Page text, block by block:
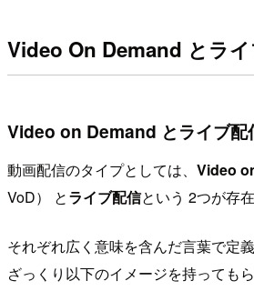
Video On Demand とラ
Video on Demand とライブ配
動画配信のタイプとしては、 Video
VoD） とライブ配信という 2つが存在
それぞれ広く意味を含んだ言葉で定
ざっくり以下のイメージを持っても